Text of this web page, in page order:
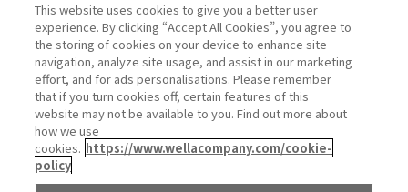
Wella Official Account
PRIVACY COOKIE DO NOT SHARE OR SELL PERSONAL
This website uses cookies to give you a better user
experience. By clicking “Accept All Cookies”, you agree to
the storing of cookies on your device to enhance site
navigation, analyze site usage, and assist in our marketing
effort, and for ads personalisations. Please remember
that if you turn cookies off, certain features of this
website may not be available to you. Find out more about
how we use
cookies. https://www.wellacompany.com/cookie-
policy